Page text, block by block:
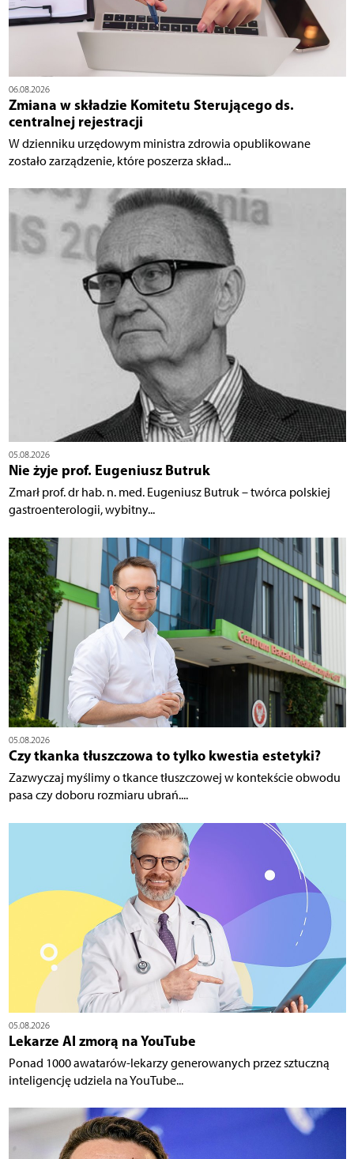
06.08.2026
Zmiana w składzie Komitetu Sterującego ds.
centralnej rejestracji
W dzienniku urzędowym ministra zdrowia opublikowane
zostało zarządzenie, które poszerza skład...
05.08.2026
Nie żyje prof. Eugeniusz Butruk
Zmarł prof. dr hab. n. med. Eugeniusz Butruk – twórca polskiej
gastroenterologii, wybitny...
05.08.2026
Czy tkanka tłuszczowa to tylko kwestia estetyki?
Zazwyczaj myślimy o tkance tłuszczowej w kontekście obwodu
pasa czy doboru rozmiaru ubrań....
05.08.2026
Lekarze AI zmorą na YouTube
Ponad 1000 awatarów-lekarzy generowanych przez sztuczną
inteligencję udziela na YouTube...